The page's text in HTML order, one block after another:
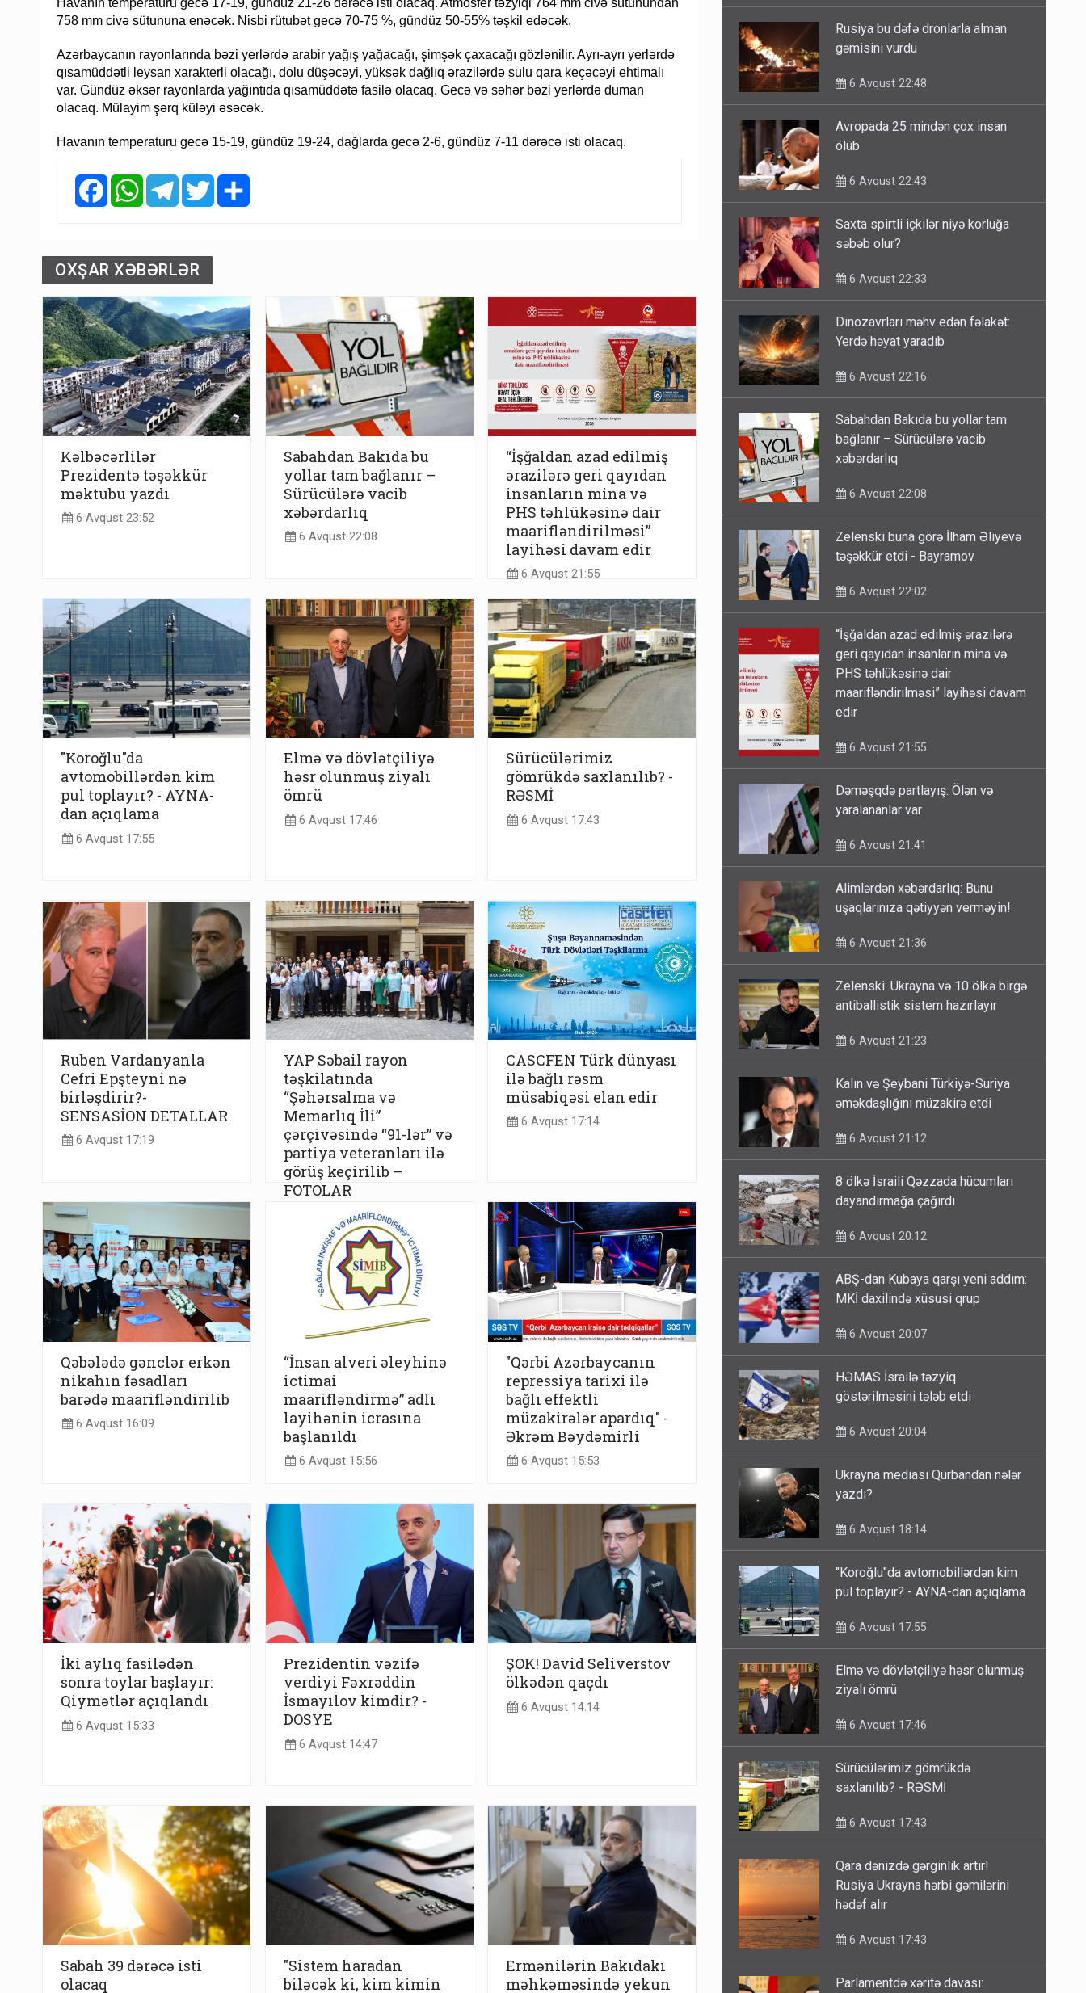
758 mm civə sütununa enəcək. Nisbi rütubət gecə 70-75 %, gündüz 50-55% təşkil edəcək.
Azərbaycanın rayonlarında bəzi yerlərdə arabir yağış yağacağı, şimşək çaxacağı gözlənilir. Ayrı-ayrı yerlərdə
qısamüddətli leysan xarakterli olacağı, dolu düşəcəyi, yüksək dağlıq ərazilərdə sulu qara keçəcəyi ehtimalı
var. Gündüz əksər rayonlarda yağıntıda qısamüddətə fasilə olacaq. Gecə və səhər bəzi yerlərdə duman
olacaq. Mülayim şərq küləyi əsəcək.
Havanın temperaturu gecə 15-19, gündüz 19-24, dağlarda gecə 2-6, gündüz 7-11 dərəcə isti olacaq.
FacebookWhatsAppTelegramTwitter
OXŞAR XƏBƏRLƏR
Kəlbəcərlilər
Prezidentə təşəkkür
məktubu yazdı
6 Avqust 23:52
Sabahdan Bakıda bu
yollar tam bağlanır –
Sürücülərə vacib
xəbərdarlıq
6 Avqust 22:08
“İşğaldan azad edilmiş
ərazilərə geri qayıdan
insanların mina və
PHS təhlükəsinə dair
maarifləndirilməsi”
layihəsi davam edir
6 Avqust 21:55
"Koroğlu"da
avtomobillərdən kim
pul toplayır? - AYNA-
dan açıqlama
6 Avqust 17:55
Elmə və dövlətçiliyə
həsr olunmuş ziyalı
ömrü
6 Avqust 17:46
Sürücülərimiz
gömrükdə saxlanılıb? -
RƏSMİ
6 Avqust 17:43
Ruben Vardanyanla
Cefri Epşteyni nə
birləşdirir?-
SENSASİON DETALLAR
6 Avqust 17:19
YAP Səbail rayon
təşkilatında
“Şəhərsalma və
Memarlıq İli”
çərçivəsində “91-lər” və
partiya veteranları ilə
görüş keçirilib –
FOTOLAR
6 Avqust 17:17
CASCFEN Türk dünyası
ilə bağlı rəsm
müsabiqəsi elan edir
6 Avqust 17:14
Qəbələdə gənclər erkən
nikahın fəsadları
barədə maarifləndirilib
6 Avqust 16:09
“İnsan alveri əleyhinə
ictimai
maarifləndirmə” adlı
layihənin icrasına
başlanıldı
6 Avqust 15:56
"Qərbi Azərbaycanın
repressiya tarixi ilə
bağlı effektli
müzakirələr apardıq" -
Əkrəm Bəydəmirli
6 Avqust 15:53
İki aylıq fasilədən
sonra toylar başlayır:
Qiymətlər açıqlandı
6 Avqust 15:33
Prezidentin vəzifə
verdiyi Fəxrəddin
İsmayılov kimdir? -
DOSYE
6 Avqust 14:47
ŞOK! David Seliverstov
ölkədən qaçdı
6 Avqust 14:14
Sabah 39 dərəcə isti
olacaq
"Sistem haradan
biləcək ki, kim kimin
Ermənilərin Bakıdakı
məhkəməsində yekun
Rusiya bu dəfə dronlarla alman
gəmisini vurdu
6 Avqust 22:48
Avropada 25 mindən çox insan
ölüb
6 Avqust 22:43
Saxta spirtli içkilər niyə korluğa
səbəb olur?
6 Avqust 22:33
Dinozavrları məhv edən fəlakət:
Yerdə həyat yaradıb
6 Avqust 22:16
Sabahdan Bakıda bu yollar tam
bağlanır – Sürücülərə vacib
xəbərdarlıq
6 Avqust 22:08
Zelenski buna görə İlham Əliyevə
təşəkkür etdi - Bayramov
6 Avqust 22:02
“İşğaldan azad edilmiş ərazilərə
geri qayıdan insanların mina və
PHS təhlükəsinə dair
maarifləndirilməsi” layihəsi davam
edir
6 Avqust 21:55
Dəməşqdə partlayış: Ölən və
yaralananlar var
6 Avqust 21:41
Alimlərdən xəbərdarlıq: Bunu
uşaqlarınıza qətiyyən verməyin!
6 Avqust 21:36
Zelenski: Ukrayna və 10 ölkə birgə
antiballistik sistem hazırlayır
6 Avqust 21:23
Kalın və Şeybani Türkiyə-Suriya
əməkdaşlığını müzakirə etdi
6 Avqust 21:12
8 ölkə İsraili Qəzzada hücumları
dayandırmağa çağırdı
6 Avqust 20:12
ABŞ-dan Kubaya qarşı yeni addım:
MKİ daxilində xüsusi qrup
6 Avqust 20:07
HƏMAS İsrailə təzyiq
göstərilməsini tələb etdi
6 Avqust 20:04
Ukrayna mediası Qurbandan nələr
yazdı?
6 Avqust 18:14
"Koroğlu"da avtomobillərdən kim
pul toplayır? - AYNA-dan açıqlama
6 Avqust 17:55
Elmə və dövlətçiliyə həsr olunmuş
ziyalı ömrü
6 Avqust 17:46
Sürücülərimiz gömrükdə
saxlanılıb? - RƏSMİ
6 Avqust 17:43
Qara dənizdə gərginlik artır!
Rusiya Ukrayna hərbi gəmilərini
hədəf alır
6 Avqust 17:43
Parlamentdə xəritə davası: